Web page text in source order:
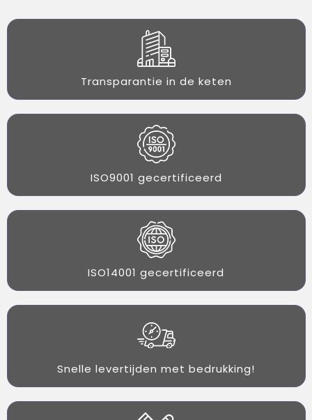
Transparantie in de keten
ISO9001 gecertificeerd
ISO14001 gecertificeerd
Snelle levertijden met bedrukking!